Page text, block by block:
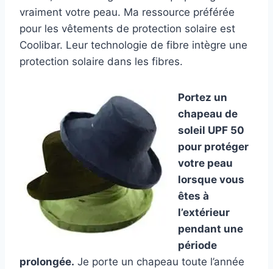
vraiment votre peau. Ma ressource préférée
pour les vêtements de protection solaire est
Coolibar. Leur technologie de fibre intègre une
protection solaire dans les fibres.
Portez un
chapeau de
soleil UPF 50
pour protéger
votre peau
lorsque vous
êtes à
l’extérieur
pendant une
période
prolongée. Je porte un chapeau toute l’année